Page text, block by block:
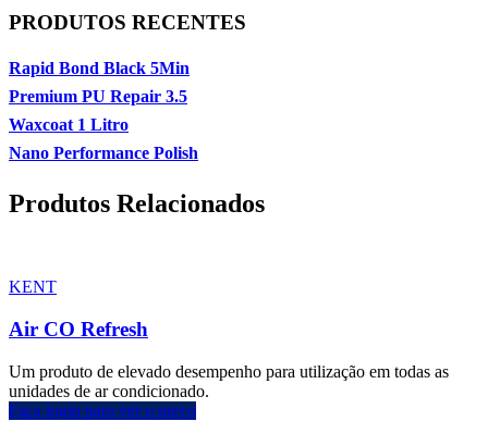
PRODUTOS RECENTES
Rapid Bond Black 5Min
Premium PU Repair 3.5
Waxcoat 1 Litro
Nano Performance Polish
Produtos Relacionados
KENT
Air CO Refresh
Um produto de elevado desempenho para utilização em todas as
unidades de ar condicionado.
Faça login para ver o preço